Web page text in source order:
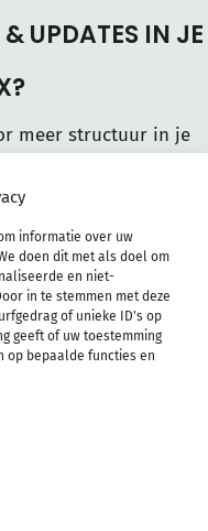
informatie over uw
doen dit met als doel om
en niet-
in te stemmen met deze
of unieke ID's op
geeft of uw toestemming
op bepaalde functies en
UPDATES IN JE
meer structuur in je
van nieuwe updates
Meld je aan